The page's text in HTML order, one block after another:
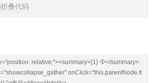
叠代码
relative;"><summary>{1} 🦅</summary>
onClick="this.parentNode.fi